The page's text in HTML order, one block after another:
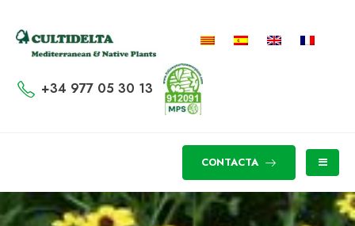
+34 977 05 30 13
CONTACTA